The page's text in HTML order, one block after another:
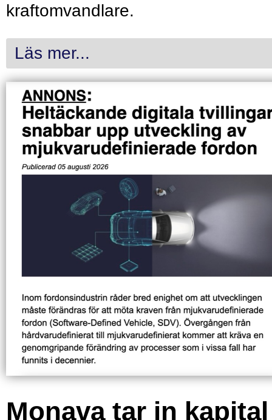
kraftomvandlare.
Läs mer...
Monava tar in kapital